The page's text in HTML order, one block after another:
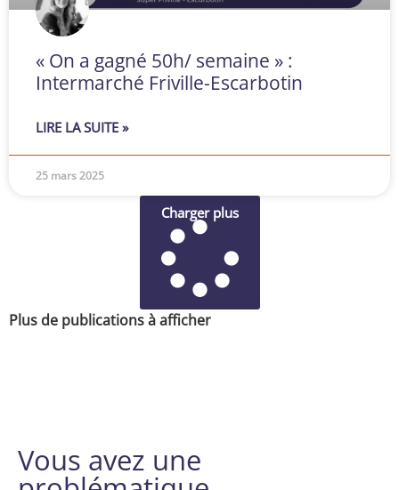
« On a gagné 50h/ semaine » :
Intermarché Friville-Escarbotin
LIRE LA SUITE »
25 mars 2025
Charger plus
Plus de publications à afficher
Vous avez une